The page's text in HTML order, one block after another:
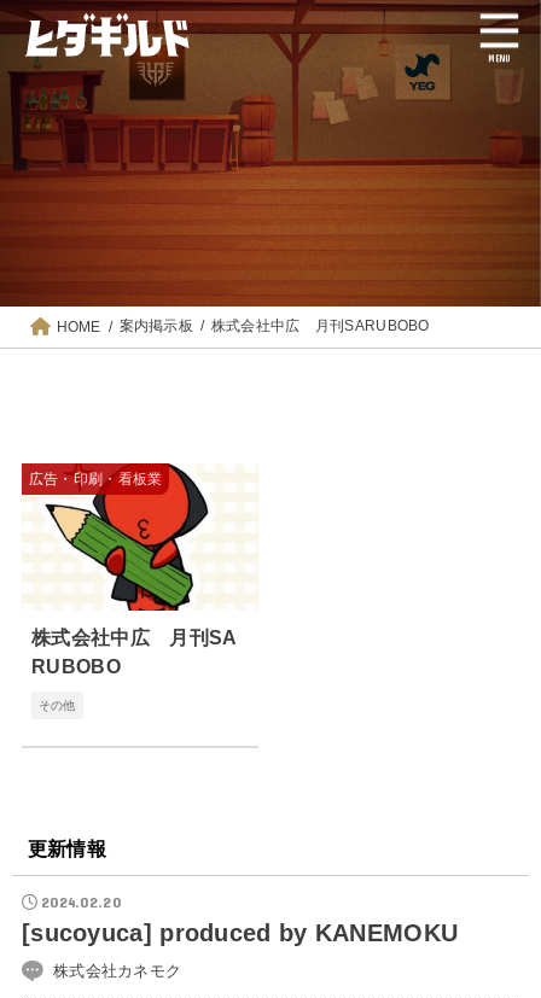
MENU
HOME 案内掲示板 株式会社中広 月刊SARUBOBO
広告・印刷・看板業
株式会社中広 月刊SA
RUBOBO
その他
更新情報
2024.02.20
[sucoyuca] produced by KANEMOKU
株式会社カネモク